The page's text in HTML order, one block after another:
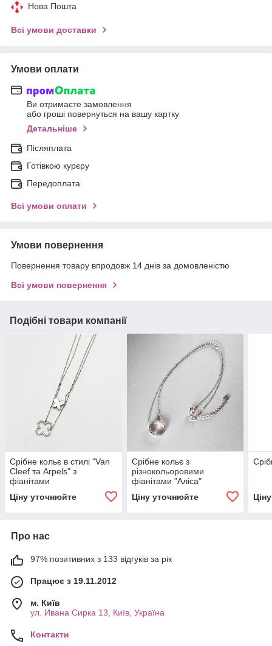
Нова Пошта
Всі умови доставки
Умови оплати
Ви отримаєте замовлення
або гроші повернуться на вашу картку
Детальніше
Післяплата
Готівкою курєру
Передоплата
Всі умови оплати
Умови повернення
Повернення товару впродовж 14 днів за домовленістю
Всі умови повернення
Подібні товари компанії
Срібне кольє в стилі "Van
Cleef та Arpels" з
фіанітами
Ціну уточнюйте
Срібне кольє з
різнокольоровими
фіанітами "Аліса"
Ціну уточнюйте
Про нас
97% позитивних з 133 відгуків за рік
Працює з 19.11.2012
м. Київ
ул. Ивана Сирка 13, Київ, Україна
Контакти